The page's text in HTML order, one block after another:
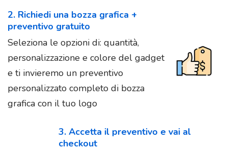
2. Richiedi una bozza grafica +
preventivo gratuito
Seleziona le opzioni di: quantità,
personalizzazione e colore del gadget
e ti invieremo un preventivo
personalizzato completo di bozza
grafica con il tuo logo
3. Accetta il preventivo e vai al
checkout